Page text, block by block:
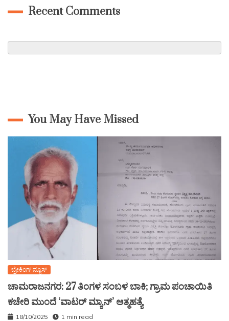
Recent Comments
You May Have Missed
ಬ್ರೇಕಿಂಗ್ ನ್ಯೂಸ್
ಚಾಮರಾಜನಗರ: 27 ತಿಂಗಳ ಸಂಬಳ ಬಾಕಿ; ಗ್ರಾಮ ಪಂಚಾಯಿತಿ
ಕಚೇರಿ ಮುಂದೆ ‘ವಾಟರ್ ಮ್ಯಾನ್’ ಆತ್ಮಹತ್ಯೆ
18/10/2025 1 min read